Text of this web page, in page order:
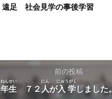
遠足 社会見学の事後学習
前の投稿
年生
ねんせい
７２ 人
にん
が入学
にゅうがく
しました。